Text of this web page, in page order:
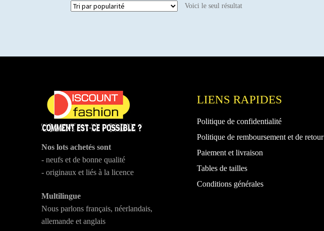
Voici le seul résultat
Nos lots achetés sont
- neufs et de bonne qualité
- originaux et liés à la licence
Multilingue
Nous parlons français, néerlandais,
allemande et anglais
LIENS RAPIDES
Politique de confidentialité
Politique de remboursement et de retour
Paiement et livraison
Tables de tailles
Conditions générales